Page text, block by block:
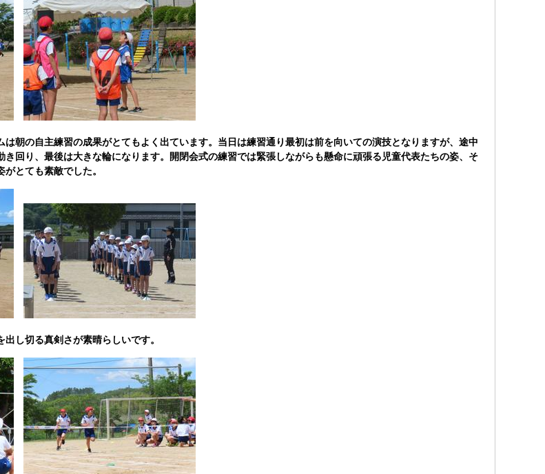
朝の自主練習の成果がとてもよく出ています。当日は練習通り最初は前を向いての演技となりますが、途中
回り、最後は大きな輪になります。開閉会式の練習では緊張しながらも懸命に頑張る児童代表たちの姿、そ
とても素敵でした。
し切る真剣さが素晴らしいです。